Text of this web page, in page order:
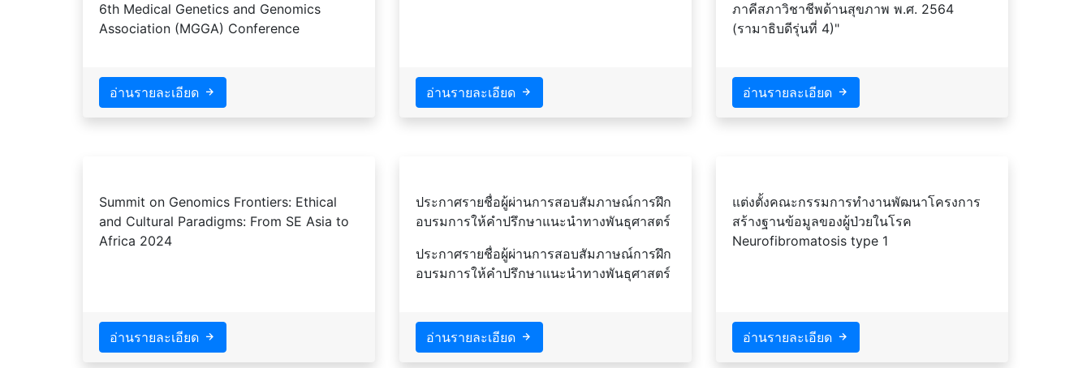
6th Medical Genetics and Genomics
Association (MGGA) Conference
อ่านรายละเอียด อ่านรายละเอียด
ภาคีสภาวิชาชีพด้านสุขภาพ พ.ศ. 2564
(รามาธิบดีรุ่นที่ 4)"
อ่านรายละเอียด
Summit on Genomics Frontiers: Ethical
and Cultural Paradigms: From SE Asia to
Africa 2024
อ่านรายละเอียด
ประกาศรายชื่อผู้ผ่านการสอบสัมภาษณ์การฝึก
อบรมการให้คำปรึกษาแนะนำทางพันธุศาสตร์
ประกาศรายชื่อผู้ผ่านการสอบสัมภาษณ์การฝึก
อบรมการให้คำปรึกษาแนะนำทางพันธุศาสตร์
อ่านรายละเอียด
แต่งตั้งคณะกรรมการทำงานพัฒนาโครงการ
สร้างฐานข้อมูลของผู้ป่วยในโรค
Neurofibromatosis type 1
อ่านรายละเอียด